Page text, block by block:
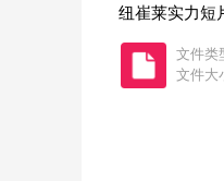
纽崔莱实力短
文件类
文件大